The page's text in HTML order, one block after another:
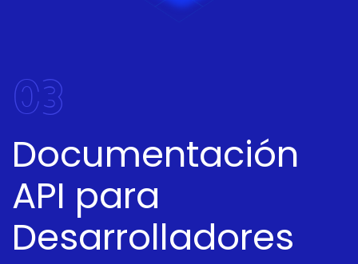
03
Documentación
API para
Desarrolladores